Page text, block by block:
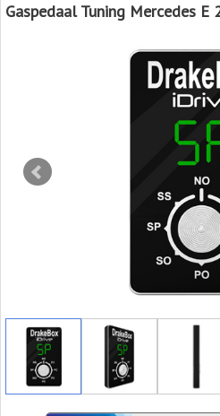
Gaspedaal Tuning Mercedes E